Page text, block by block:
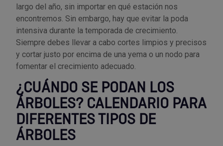
largo del año, sin importar en qué estación nos
encontremos. Sin embargo, hay que evitar la poda
intensiva durante la temporada de crecimiento.
Siempre debes llevar a cabo cortes limpios y precisos
y cortar justo por encima de una yema o un nodo para
fomentar el crecimiento adecuado.
¿CUÁNDO SE PODAN LOS
ÁRBOLES? CALENDARIO PARA
DIFERENTES TIPOS DE
ÁRBOLES